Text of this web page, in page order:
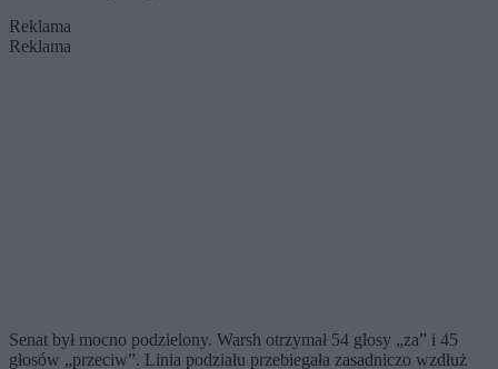
Reklama
Reklama
Senat był mocno podzielony. Warsh otrzymał 54 głosy „za” i 45
głosów „przeciw”. Linia podziału przebiegała zasadniczo wzdłuż